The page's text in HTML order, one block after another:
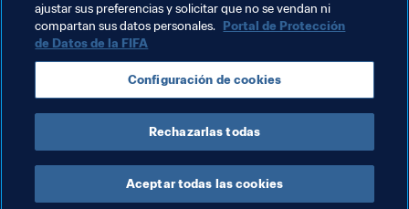
El central Raphaël Varane es el único defensor que
figura entre los diez nominados al premio The Best al
jugador de la FIFA. Cuatro defensoras o
centrocampistas defensivas —Lucy Bronze, Amandine
Henry, Saki Kumagai y Wendie Renard— se han colado
en la lista femenina equivalente.
ajustar sus preferencias y solicitar que no se vendan ni
compartan sus datos personales. Portal de Protección
de Datos de la FIFA
Configuración de cookies
Rechazarlas todas
Aceptar todas las cookies